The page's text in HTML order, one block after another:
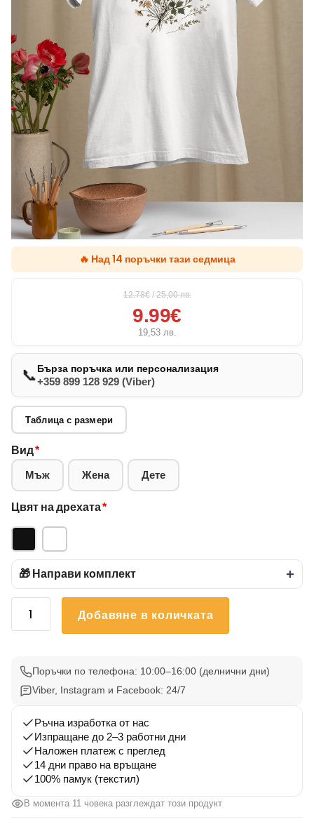
🔥 Над 14 поръчки тази седмица
12.78€ / 25,00лв.
9.99€
19,53 лв.
📞Бърза поръчка или персонализация
+359 899 128 929 (Viber)
Таблица с размери
Вид*
Мъж Жена Дете
Цвят на дрехата*
🎁 Направи комплект +
количество
Минималистични
Цветя
Добавяне в количката
Поръчки по телефона: 10:00–16:00 (делнични дни)
Viber, Instagram и Facebook: 24/7
Ръчна изработка от нас
Изпращане до 2–3 работни дни
Наложен платеж с преглед
14 дни право на връщане
100% памук (текстил)
В момента 11 човека разглеждат този продукт